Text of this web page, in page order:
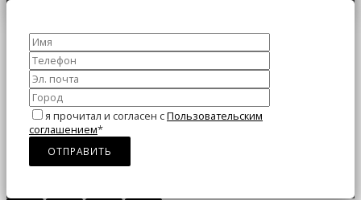
я прочитал и согласен сПользовательским
соглашением*